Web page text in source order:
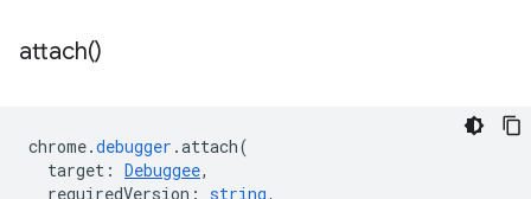
attach()
chrome.debugger .attach(
target : Debuggee,
requiredVersion : string,